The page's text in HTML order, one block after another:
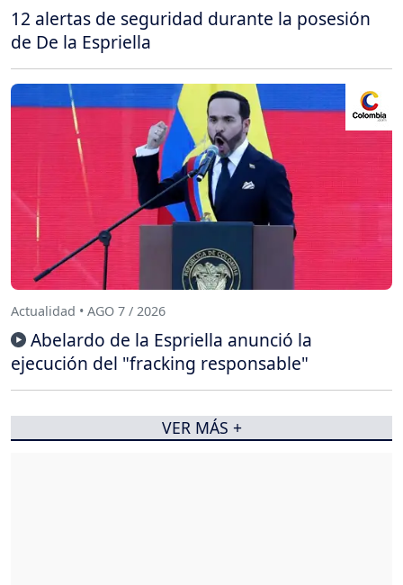
12 alertas de seguridad durante la posesión
de De la Espriella
Actualidad • AGO 7 / 2026
Abelardo de la Espriella anunció la
ejecución del "fracking responsable"
VER MÁS +